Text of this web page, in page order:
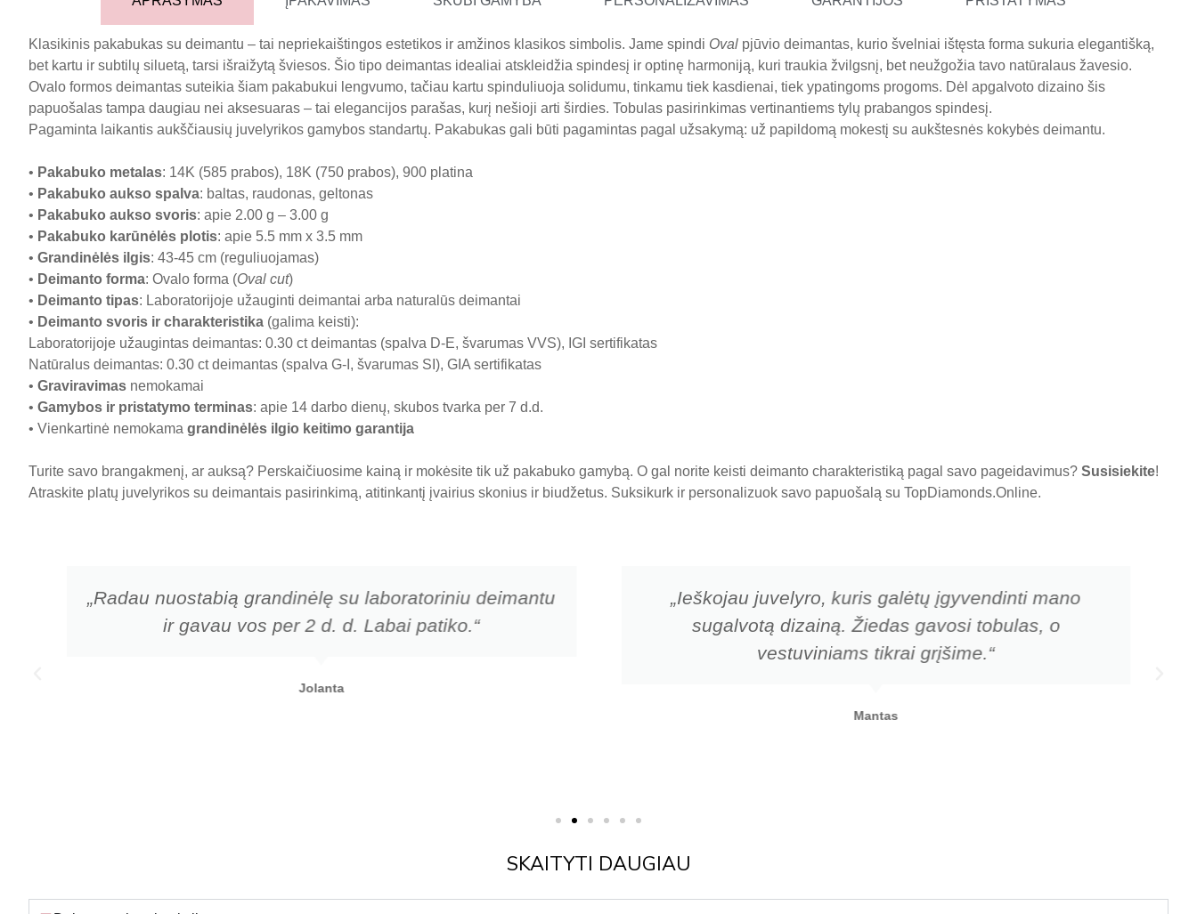
Klasikinis pakabukas su deimantu – tai nepriekaištingos estetikos ir amžinos klasikos simbolis. Jame spindi Oval pjūvio deimantas, kurio švelniai ištęsta forma sukuria elegantišką,
bet kartu ir subtilų siluetą, tarsi išraižytą šviesos. Šio tipo deimantas idealiai atskleidžia spindesį ir optinę harmoniją, kuri traukia žvilgsnį, bet neužgožia tavo natūralaus žavesio.
Ovalo formos deimantas suteikia šiam pakabukui lengvumo, tačiau kartu spinduliuoja solidumu, tinkamu tiek kasdienai, tiek ypatingoms progoms. Dėl apgalvoto dizaino šis
papuošalas tampa daugiau nei aksesuaras – tai elegancijos parašas, kurį nešioji arti širdies. Tobulas pasirinkimas vertinantiems tylų prabangos spindesį.
Pagaminta laikantis aukščiausių juvelyrikos gamybos standartų. Pakabukas gali būti pagamintas pagal užsakymą: už papildomą mokestį su aukštesnės kokybės deimantu.
• Pakabuko metalas: 14K (585 prabos), 18K (750 prabos), 900 platina
• Pakabuko aukso spalva: baltas, raudonas, geltonas
• Pakabuko aukso svoris: apie 2.00 g – 3.00 g
• Pakabuko karūnėlės plotis: apie 5.5 mm x 3.5 mm
• Grandinėlės ilgis: 43-45 cm (reguliuojamas)
• Deimanto forma: Ovalo forma (Oval cut)
• Deimanto tipas: Laboratorijoje užauginti deimantai arba naturalūs deimantai
• Deimanto svoris ir charakteristika (galima keisti):
Laboratorijoje užaugintas deimantas: 0.30 ct deimantas (spalva D-E, švarumas VVS), IGI sertifikatas
Natūralus deimantas: 0.30 ct deimantas (spalva G-I, švarumas SI), GIA sertifikatas
• Graviravimas nemokamai
• Gamybos ir pristatymo terminas: apie 14 darbo dienų, skubos tvarka per 7 d.d.
• Vienkartinė nemokama grandinėlės ilgio keitimo garantija
Turite savo brangakmenį, ar auksą? Perskaičiuosime kainą ir mokėsite tik už pakabuko gamybą. O gal norite keisti deimanto charakteristiką pagal savo pageidavimus? Susisiekite!
Atraskite platų juvelyrikos su deimantais pasirinkimą, atitinkantį įvairius skonius ir biudžetus. Suksikurk ir personalizuok savo papuošalą su TopDiamonds.Online.
„Radau nuostabią grandinėlę su laboratoriniu deimantu
ir gavau vos per 2 d. d. Labai patiko.“
Jolanta
„Ieškojau juvelyro, kuris galėtų įgyvendinti mano
sugalvotą dizainą. Žiedas gavosi tobulas, o
vestuviniams tikrai grįšime.“
Mantas
SKAITYTI DAUGIAU